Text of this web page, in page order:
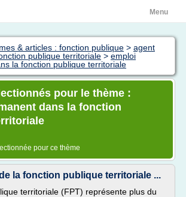
Menu
& articles : fonction publique > agent
publique territoriale > emploi
la fonction publique territoriale
pour le thème :
dans la fonction
pour ce thème
la fonction publique territoriale ...
territoriale (FPT) représente plus du